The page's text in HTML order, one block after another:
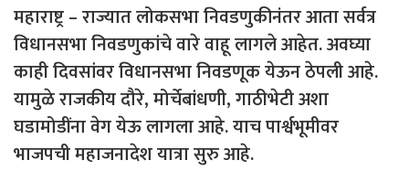
महाराष्ट्र – राज्यात लोकसभा निवडणुकीनंतर आता सर्वत्र
विधानसभा निवडणुकांचे वारे वाहू लागले आहेत. अवघ्या
काही दिवसांवर विधानसभा निवडणूक येऊन ठेपली आहे.
यामुळे राजकीय दौरे, मोर्चेबांधणी, गाठीभेटी अशा
घडामोडींना वेग येऊ लागला आहे. याच पार्श्वभूमीवर
भाजपची महाजनादेश यात्रा सुरु आहे.